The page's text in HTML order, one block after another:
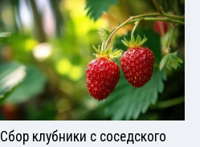
Сбор клубники с соседского